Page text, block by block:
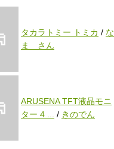
タカラトミー トミカ / な
ま さん
ARUSENA TFT液晶モニ
ター 4 ...
/ きのでん